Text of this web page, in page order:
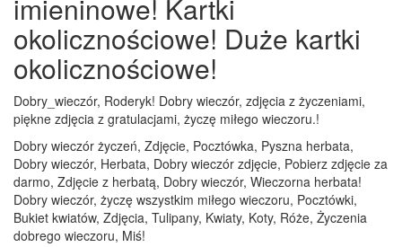
imieninowe! Kartki
okolicznościowe! Duże kartki
okolicznościowe!
Dobry_wieczór, Roderyk! Dobry wieczór, zdjęcia z życzeniami,
piękne zdjęcia z gratulacjami, życzę miłego wieczoru.!
Dobry wieczór życzeń, Zdjęcie, Pocztówka, Pyszna herbata,
Dobry wieczór, Herbata, Dobry wieczór zdjęcie, Pobierz zdjęcie za
darmo, Zdjęcie z herbatą, Dobry wieczór, Wieczorna herbata!
Dobry wieczór, życzę wszystkim miłego wieczoru, Pocztówki,
Bukiet kwiatów, Zdjęcia, Tulipany, Kwiaty, Koty, Róże, Życzenia
dobrego wieczoru, Miś!